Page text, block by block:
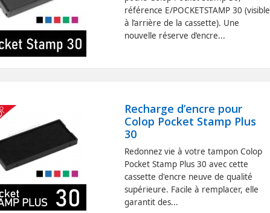
référence E/POCKETSTAMP 30 (visible
à l’arrière de la cassette). Une
nouvelle réserve d’encre...
Recharge d’encre pour
Colop Pocket Stamp Plus
30
Redonnez vie à votre tampon Colop
Pocket Stamp Plus 30 avec cette
cassette d'encre neuve de qualité
supérieure. Facile à remplacer, elle
garantit des...